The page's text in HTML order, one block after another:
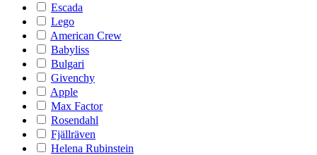
Escada
Lego
American Crew
Babyliss
Bulgari
Givenchy
Apple
Max Factor
Rosendahl
Fjällräven
Helena Rubinstein